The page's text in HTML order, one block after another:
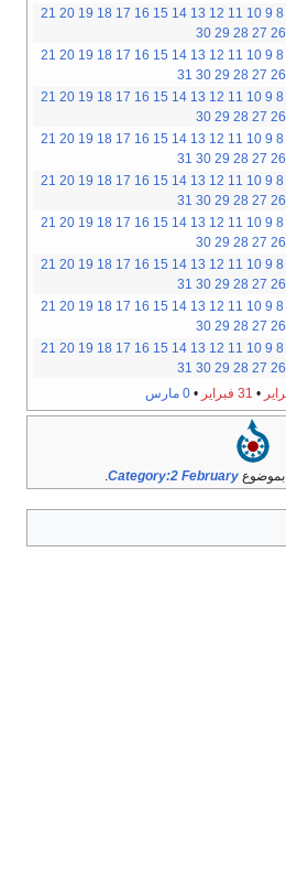
8
9
10
11
12
13
14
15
16
17
18
19
20
21
26
27
28
29
30
8
9
10
11
12
13
14
15
16
17
18
19
20
21
26
27
28
29
30
31
8
9
10
11
12
13
14
15
16
17
18
19
20
21
26
27
28
29
30
8
9
10
11
12
13
14
15
16
17
18
19
20
21
26
27
28
29
30
31
8
9
10
11
12
13
14
15
16
17
18
19
20
21
26
27
28
29
30
31
8
9
10
11
12
13
14
15
16
17
18
19
20
21
26
27
28
29
30
8
9
10
11
12
13
14
15
16
17
18
19
20
21
26
27
28
29
30
31
8
9
10
11
12
13
14
15
16
17
18
19
20
21
26
27
28
29
30
8
9
10
11
12
13
14
15
16
17
18
19
20
21
26
27
28
29
30
31
• 31 فبراير •0 مارس
بموضوعCategory:2 February
.